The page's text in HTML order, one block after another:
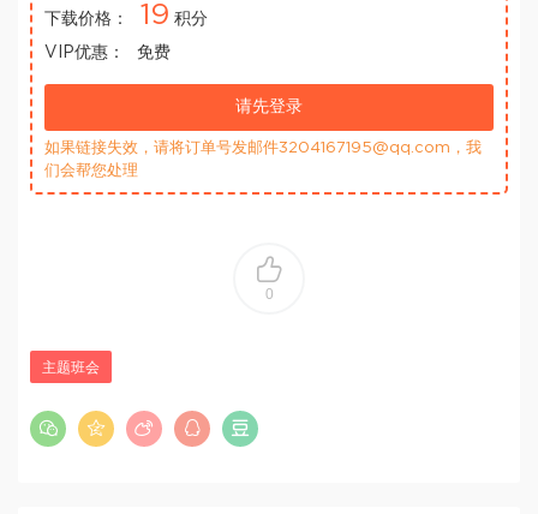
下载价格： 19 积分
VIP优惠：
免费
请先登录
如果链接失效，请将订单号发邮件3204167195@qq.com，我
们会帮您处理
0
主题班会